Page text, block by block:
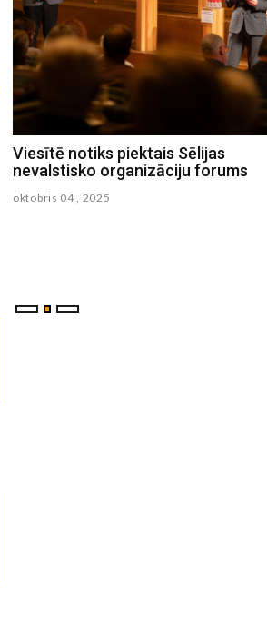
Viesītē notiks piektais Sēlijas
nevalstisko organizāciju forums
oktobris 04 , 2025